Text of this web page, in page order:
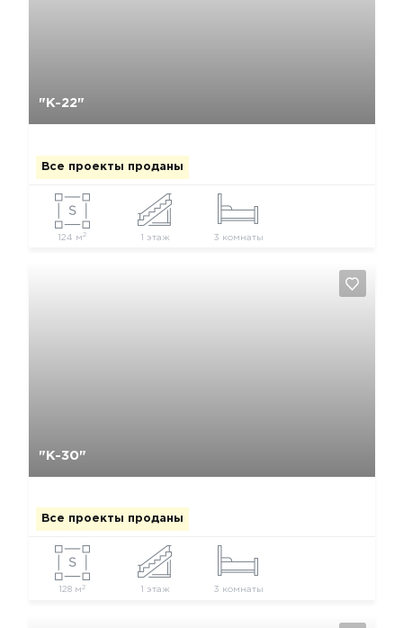
"К-22"
Все проекты проданы
124 м 2 1 этаж 3 комнаты
"К-30"
Все проекты проданы
128 м 2 1 этаж 3 комнаты